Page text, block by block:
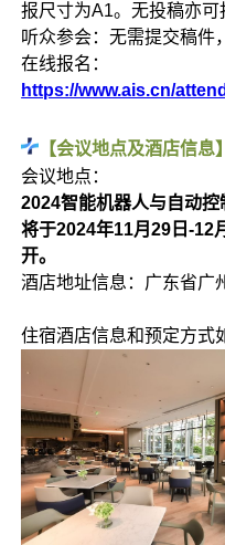
报尺寸为A1。无投稿亦可
听众参会：无需提交稿件
在线报名：
https://www.ais.cn/
【会议地点及酒店信息】
会议地点：
2024智能机器人与自动控
将于2024年11月29日-12
开。
酒店地址信息：广东省广
住宿酒店信息和预定方式